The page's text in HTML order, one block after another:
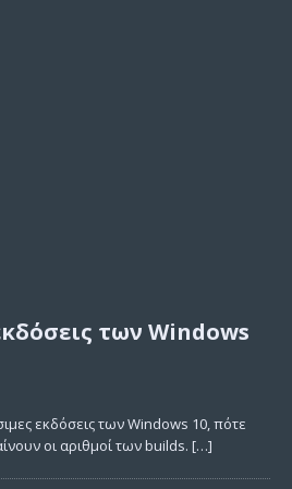
των Windows
εκδόσεις των Windows 10, πότε
οι αριθμοί των builds. […]